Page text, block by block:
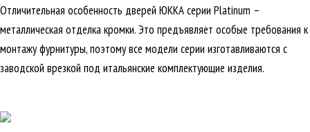
Отличительная особенность дверей ЮККА серии Platinum –
металлическая отделка кромки. Это предъявляет особые требования к
монтажу фурнитуры, поэтому все модели серии изготавливаются с
заводской врезкой под итальянские комплектующие изделия.